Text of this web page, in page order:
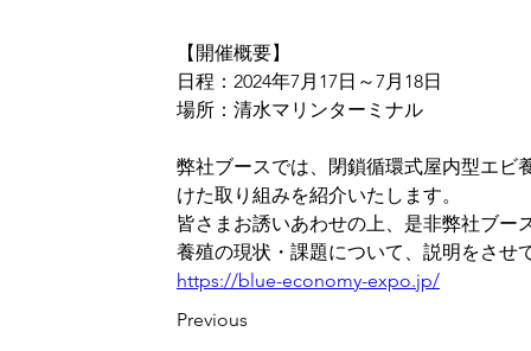
【開催概要】
日程：2024年7月17日～7月18日
場所： 清水マリンターミナル
弊社ブースでは、閉鎖循環式屋内型エビ
けた取り組みを紹介いたします。
皆さまお誘いあわせの上、是非弊社ブー
養殖の現状・課題について、説明をさせ
https://blue-economy-expo.jp/
Previous